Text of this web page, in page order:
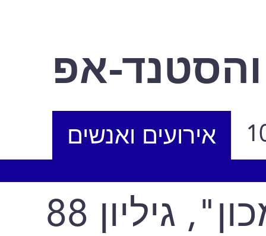
אפ
אירועים ואנשים
גיליון 88